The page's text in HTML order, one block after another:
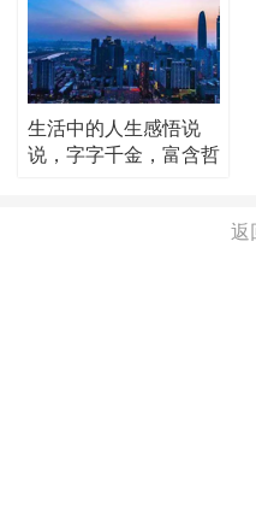
生活中的人生感悟说
说，字字千金，富含哲
返